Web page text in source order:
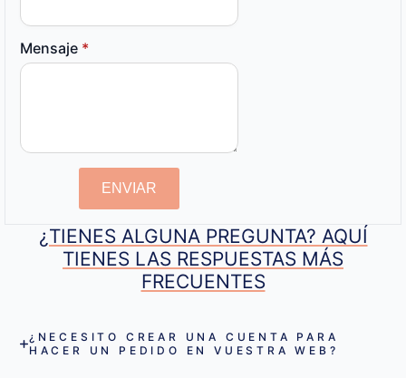
Mensaje *
ENVIAR
¿TIENES ALGUNA PREGUNTA? AQUÍ
TIENES LAS RESPUESTAS MÁS
FRECUENTES
¿NECESITO CREAR UNA CUENTA PARA
HACER UN PEDIDO EN VUESTRA WEB?